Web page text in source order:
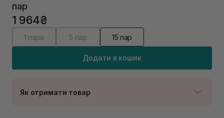
пар
1 964₴
1 пара 5 пар 15 пар
Додати в кошик
Як отримати товар